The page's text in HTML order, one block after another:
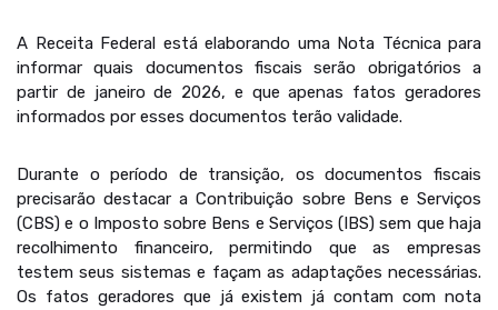
A Receita Federal está elaborando uma Nota Técnica para
informar quais documentos fiscais serão obrigatórios a
partir de janeiro de 2026, e que apenas fatos geradores
informados por esses documentos terão validade.
Durante o período de transição, os documentos fiscais
precisarão destacar a Contribuição sobre Bens e Serviços
(CBS) e o Imposto sobre Bens e Serviços (IBS) sem que haja
recolhimento financeiro, permitindo que as empresas
testem seus sistemas e façam as adaptações necessárias.
Os fatos geradores que já existem já contam com nota